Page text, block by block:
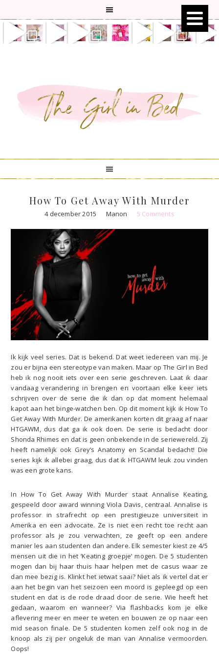
primary
navigation
main
content
primary
sidebar
footer
How To Get Away With Murder
4 december 2015 Manon 5 Comments
Ik kijk veel series. Dat is bekend. Dat weet iedereen van mij. Je
zou er bijna een stereotype van maken. Maar op The Girl in Bed
heb ik nog nooit iets over een serie geschreven. Laat ik daar
vandaag verandering in brengen en voortaan elke keer iets
schrijven over de serie die ik dan op dat moment helemaal
kapot aan het binge-watchen ben. Op dit moment kijk ik How To
Get Away With Murder. De amerikanen korten dit graag af naar
HTGAWM, dus dat ga ik ook doen. De serie is bedacht door
Shonda Rhimes en dat is geen onbekende in de seriewereld. Zij
heeft namelijk ook Grey’s Anatomy en Scandal bedacht! Die
series kijk ik allebei graag, dus dat ik HTGAWM leuk zou vinden
was een grote kans.
In How To Get Away With Murder staat Annalise Keating,
gespeeld door award winning Viola Davis, centraal. Annalise is
professor in strafrecht op een prestigieuze universiteit in
Amerika en een advocate. Ze is niet een recht toe recht aan
professor als je zou verwachten, ze geeft op een andere
manier les aan studenten dan andere. Elk semester kiest ze 4/5
mensen uit die in het ‘Keating groepje’ mogen. De 5 studenten
mogen dan bij haar thuis haar helpen met de casus waar ze
dan mee bezig is. Klinkt het ietwat saai? Niet als ik vertel dat er
aan het begin van het seizoen een moord is gepleegd op een
student en dat is de rode draad door de serie. Wie heeft het
gedaan, waarom en wanneer? Via flashbacks kom je elke
aflevering meer en meer te weten en bouwen ze op naar een
mid season finale. De 5 studenten komen zelf ook nog in de
knoop als zij per ongeluk de man van Annalise vermoorden.
Oops!